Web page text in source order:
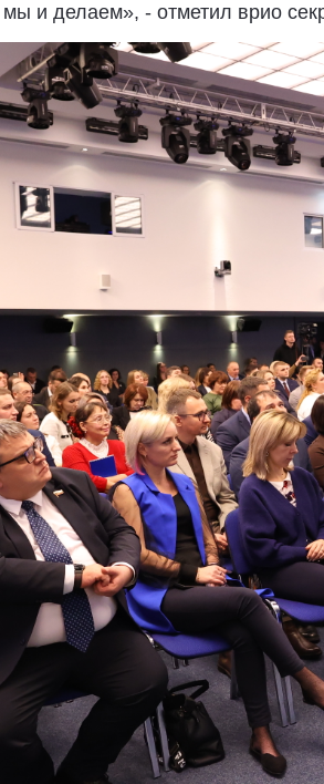
и делаем», - отметил врио